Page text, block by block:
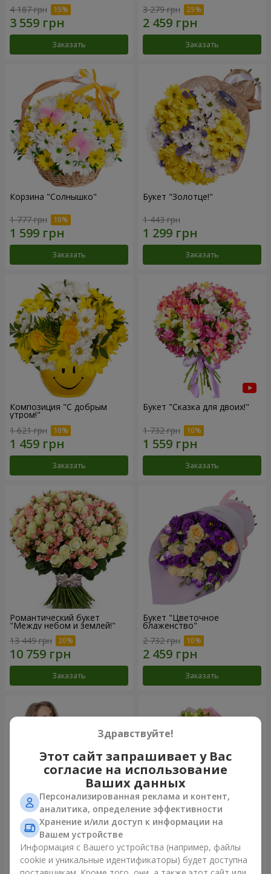
4 187 грн
Заказать
3 279 грн
Заказать
Корзина "Солнышко"
1 777 грн
Заказать
Букет "Золотце!"
1 443 грн
Заказать
Композиция "С добрым
утром!"
1 621 грн
Заказать
Букет "Сказка для двоих!"
1 732 грн
Заказать
Романтический букет
"Между небом и землей!"
13 449 грн
Заказать
Букет "Цветочное
блаженство"
2 732 грн
Заказать
Букет "Королеве сердца"
2 777 грн
Микс "Планета роз" из 51
6 422 грн
Здравствуйте!
Этот сайт запрашивает у Вас
согласие на использование
Ваших данных
Персонализированная реклама и контент,
аналитика, определение эффективности
Хранение и/или доступ к информации на
Вашем устройстве
Информация с Вашего устройства (например, файлы
cookie и уникальные идентификаторы) будет доступна